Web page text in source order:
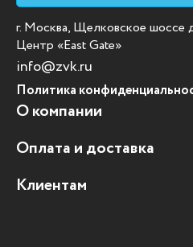
г. Москва, Щелковское шоссе
Центр «East Gate»
info@zvk.ru
Политика
О компании
Наши клиенты
Отзывы клиентов
Оплата и доставка
Оплата и доставка
Клиентам